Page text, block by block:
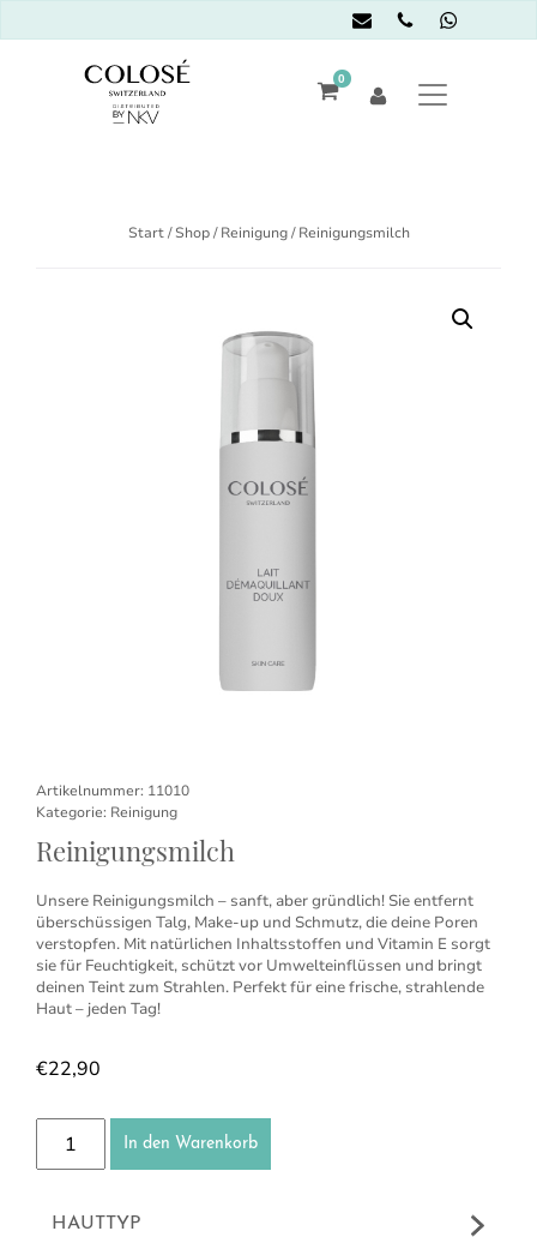
0
Start/Shop/Reinigung/ Reinigungsmilch
Artikelnummer: 11010
Kategorie: Reinigung
Reinigungsmilch
Unsere Reinigungsmilch – sanft, aber gründlich! Sie entfernt
überschüssigen Talg, Make-up und Schmutz, die deine Poren
verstopfen. Mit natürlichen Inhaltsstoffen und Vitamin E sorgt
sie für Feuchtigkeit, schützt vor Umwelteinflüssen und bringt
deinen Teint zum Strahlen. Perfekt für eine frische, strahlende
Haut – jeden Tag!
€22,90
Reinigungsmilch Menge
In den Warenkorb
HAUTTYP